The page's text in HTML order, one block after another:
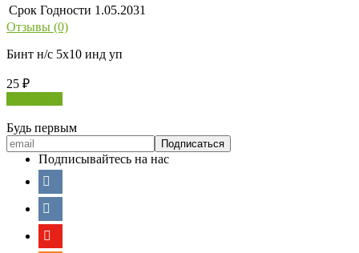
Срок Годности 1.05.2031
Отзывы (0)
Бинт н/с 5х10 инд уп
25 ₽
Будь первым
Подписывайтесь на нас